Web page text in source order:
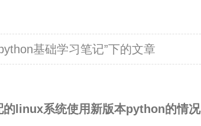
基础学习笔记”下的文章
的linux系统使用新版本python的情况